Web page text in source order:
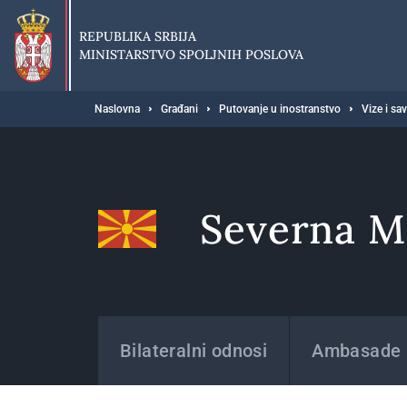
Preskoči
glavni
deo
sadržaja
REPUBLIKA SRBIJA
MINISTARSTVO SPOLJNIH POSLOVA
Breadcrumb
Naslovna Građani Putovanje u inostranstvo Vize i
Severna
Bilateralni odnosi